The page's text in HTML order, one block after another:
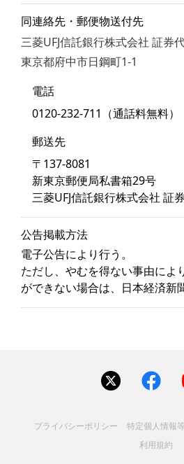
同連絡先・郵便物送付先
三菱UFJ信託銀行株式会社 証券
東京都府中市日鋼町1-1
電話
0120-232-711（通話料無料）
郵送先
〒137-8081
新東京郵便局私書箱29号
三菱UFJ信託銀行株式会社 証
公告掲載方法
電子公告により行う。
ただし、やむを得ない事由によ
ができない場合は、日本経済新
プライバシーポリシー 特定個人情報等
利用規約